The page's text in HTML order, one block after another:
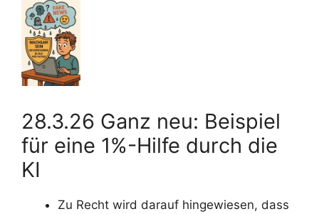
28.3.26 Ganz neu: Beispiel
für eine 1%-Hilfe durch die
KI
Zu Recht wird darauf hingewiesen, dass